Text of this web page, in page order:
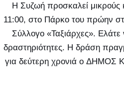
Η Συζωή προσκαλεί μικρούς
11:00, στο Πάρκο του πρώην
Σύλλογο «Ταξιάρχες».
δραστηριότητες. Η δράση
για δεύτερη χρονιά ο ΔΗΜΟΣ